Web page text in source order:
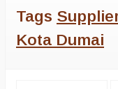
Tags
Kota Dumai